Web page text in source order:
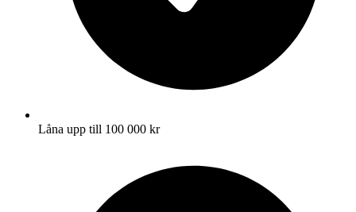
Låna upp till 100 000 kr